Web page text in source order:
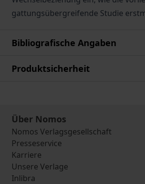
gattungsübergreifende Studie
Bibliografische Angaben
Produktsicherheit
Über Nomos
Nomos Verlagsgesellschaft
Presseservice
Karriere
Unsere Verlage
Inlibra